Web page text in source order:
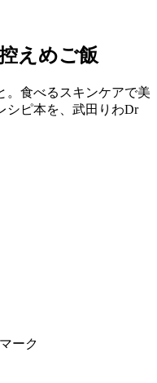
えめご飯
。食べるスキンケアで美
シピ本を、武田りわDr